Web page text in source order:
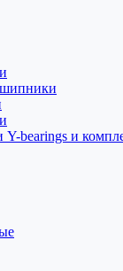
bearings и